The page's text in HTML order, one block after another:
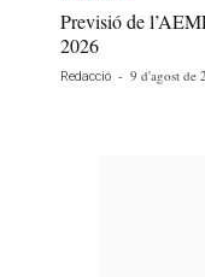
Previsió de
2026
Redacció - 9 d'agost de